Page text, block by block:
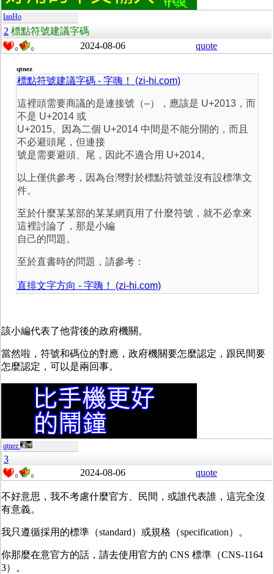
IanHo
2 標點符號建議字碼
0 0 2024-08-06 quote
qtnez
標點符號建議字碼 - 字嗨！ (zi-hi.com)
這裡頭需要商議的是連接號（–），應該是 U+2013，而
不是 U+2014 或
U+2015。因為二個 U+2014 中間是不能分開的，而且
不必避頭尾，但連接
號是需要避頭、尾，因此不適合用 U+2014。
以上僅供參考，因為台灣對於標點符號並沒有設標準文
件。
至於什麼某某部的某某網頁用了什麼符號，就不必拿來
這裡討論了，那是小編
自己的問題。
至於直書時的問題，請參考：
直排文字方向 - 字嗨！ (zi-hi.com)
該小編代表了他背後的政府機關。
當然啦，符號和碼位的對應，政府機關要怎麼認定，跟民間要
怎麼認定，可以是兩回事。
qtnez
3
0 0 2024-08-06 quote
不好意思，我不考慮什麼官方、民間，或誰代表誰，這完全沒
有意義。
我只遵循採用的標準（standard） 或規格（specification）。
你那麼在意官方的話，請去使用官方的 CNS 標準（CNS-1164
3）。